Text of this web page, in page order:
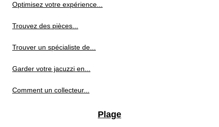
Optimisez votre expérience...
Trouvez des pièces...
Trouver un spécialiste de...
Garder votre jacuzzi en...
Comment un collecteur...
Plage